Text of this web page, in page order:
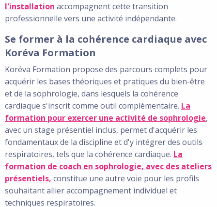
l'installation accompagnent cette transition
professionnelle vers une activité indépendante.
Se former à la cohérence cardiaque avec
Koréva Formation
Koréva Formation propose des parcours complets pour
acquérir les bases théoriques et pratiques du bien-être
et de la sophrologie, dans lesquels la cohérence
cardiaque s'inscrit comme outil complémentaire. La
formation pour exercer une activité de sophrologie,
avec un stage présentiel inclus, permet d'acquérir les
fondamentaux de la discipline et d'y intégrer des outils
respiratoires, tels que la cohérence cardiaque. La
formation de coach en sophrologie, avec des ateliers
présentiels, constitue une autre voie pour les profils
souhaitant allier accompagnement individuel et
techniques respiratoires.